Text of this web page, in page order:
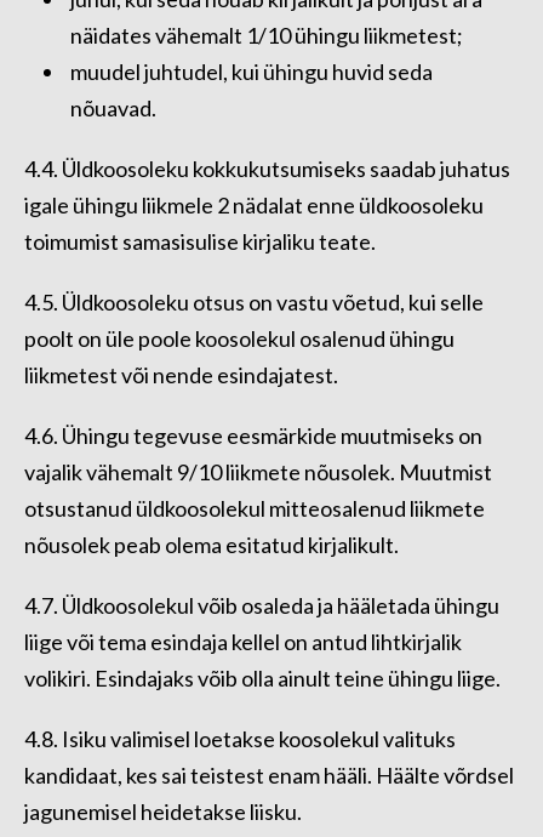
näidates vähemalt 1/10 ühingu liikmetest;
muudel juhtudel, kui ühingu huvid seda
nõuavad.
4.4. Üldkoosoleku kokkukutsumiseks saadab juhatus
igale ühingu liikmele 2 nädalat enne üldkoosoleku
toimumist samasisulise kirjaliku teate.
4.5. Üldkoosoleku otsus on vastu võetud, kui selle
poolt on üle poole koosolekul osalenud ühingu
liikmetest või nende esindajatest.
4.6. Ühingu tegevuse eesmärkide muutmiseks on
vajalik vähemalt 9/10 liikmete nõusolek. Muutmist
otsustanud üldkoosolekul mitteosalenud liikmete
nõusolek peab olema esitatud kirjalikult.
4.7. Üldkoosolekul võib osaleda ja hääletada ühingu
liige või tema esindaja kellel on antud lihtkirjalik
volikiri. Esindajaks võib olla ainult teine ühingu liige.
4.8. Isiku valimisel loetakse koosolekul valituks
kandidaat, kes sai teistest enam hääli. Häälte võrdsel
jagunemisel heidetakse liisku.